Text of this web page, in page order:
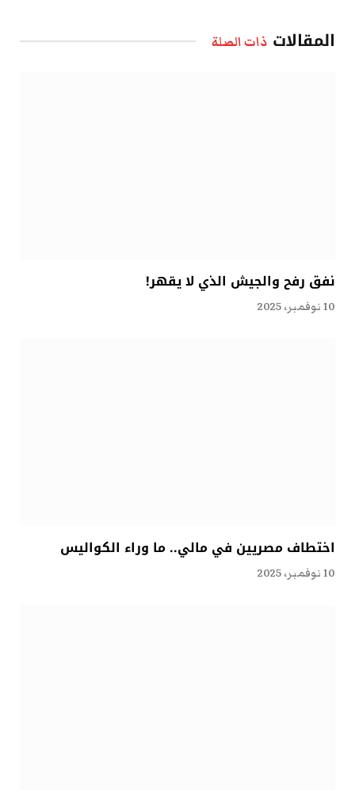
المقالات ذات الصلة
نفق رفح والجيش الذي لا يقهر!
10 نوفمبر، 2025
اختطاف مصريين في مالي.. ما وراء الكواليس
10 نوفمبر، 2025